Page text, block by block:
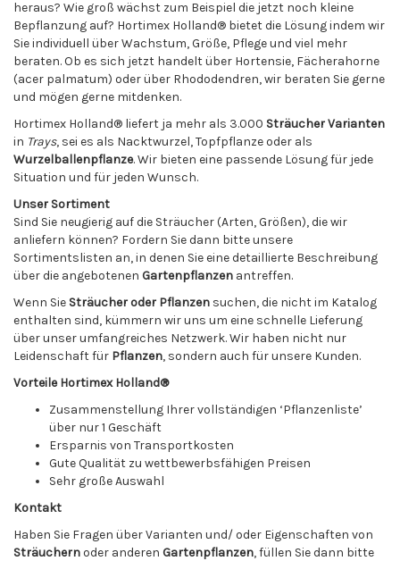
heraus? Wie groß wächst zum Beispiel die jetzt noch kleine
Bepflanzung auf? Hortimex Holland® bietet die Lösung indem wir
Sie individuell über Wachstum, Größe, Pflege und viel mehr
beraten. Ob es sich jetzt handelt über Hortensie, Fächerahorne
(acer palmatum) oder über Rhododendren, wir beraten Sie gerne
und mögen gerne mitdenken.
Hortimex Holland® liefert ja mehr als 3.000 Sträucher Varianten
in Trays, sei es als Nacktwurzel, Topfpflanze oder als
Wurzelballenpflanze. Wir bieten eine passende Lösung für jede
Situation und für jeden Wunsch.
Unser Sortiment
Sind Sie neugierig auf die Sträucher (Arten, Größen), die wir
anliefern können? Fordern Sie dann bitte unsere
Sortimentslisten an, in denen Sie eine detaillierte Beschreibung
über die angebotenen Gartenpflanzen antreffen.
Wenn Sie Sträucher oder Pflanzen suchen, die nicht im Katalog
enthalten sind, kümmern wir uns um eine schnelle Lieferung
über unser umfangreiches Netzwerk. Wir haben nicht nur
Leidenschaft für Pflanzen, sondern auch für unsere Kunden.
Vorteile Hortimex Holland®
Zusammenstellung Ihrer vollständigen ‘Pflanzenliste’
über nur 1 Geschäft
Ersparnis von Transportkosten
Gute Qualität zu wettbewerbsfähigen Preisen
Sehr große Auswahl
Kontakt
Haben Sie Fragen über Varianten und/ oder Eigenschaften von
Sträuchernoder anderen Gartenpflanzen, füllen Sie dann bitte